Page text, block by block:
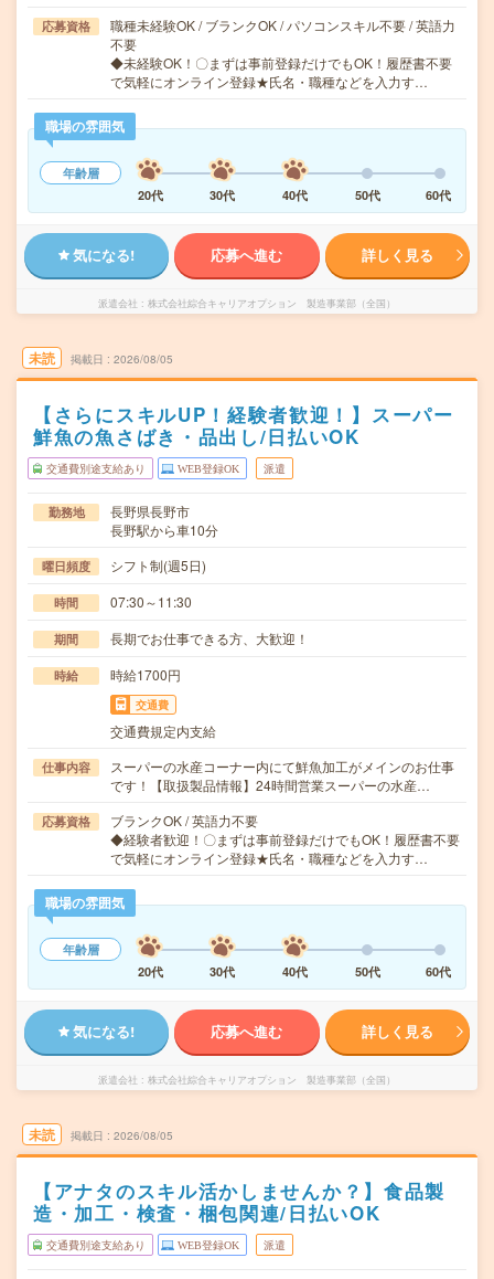
応募資格
職種未経験OK / ブランクOK / パソコンスキル不要 / 英語力
不要
◆未経験OK！〇まずは事前登録だけでもOK！履歴書不要
で気軽にオンライン登録★氏名・職種などを入力す…
職場の雰囲気
年齢層
20代
30代 40代 50代 60代
気になる! 応募へ進む 詳しく見る
派遣会社 株式会社綜合キャリアオプション 製造事業部（全国）
未読 掲載日 2026/08/05
【さらにスキルUP！経験者歓迎！】スーパー
鮮魚の魚さばき・品出し/日払いOK
交通費別途支給あり WEB登録OK 派遣
勤務地
長野県長野市
長野駅から車10分
曜日頻度 シフト制(週5日)
時間 07:30～11:30
期間 長期でお仕事できる方、大歓迎！
時給 時給1700円
交通費
交通費規定内支給
仕事内容
スーパーの水産コーナー内にて鮮魚加工がメインのお仕事
です！【取扱製品情報】24時間営業スーパーの水産…
応募資格
ブランクOK / 英語力不要
◆経験者歓迎！〇まずは事前登録だけでもOK！履歴書不要
で気軽にオンライン登録★氏名・職種などを入力す…
職場の雰囲気
年齢層
20代
30代 40代 50代 60代
気になる! 応募へ進む 詳しく見る
派遣会社 株式会社綜合キャリアオプション 製造事業部（全国）
未読 掲載日 2026/08/05
【アナタのスキル活かしませんか？】食品製
造・加工・検査・梱包関連/日払いOK
交通費別途支給あり WEB登録OK 派遣